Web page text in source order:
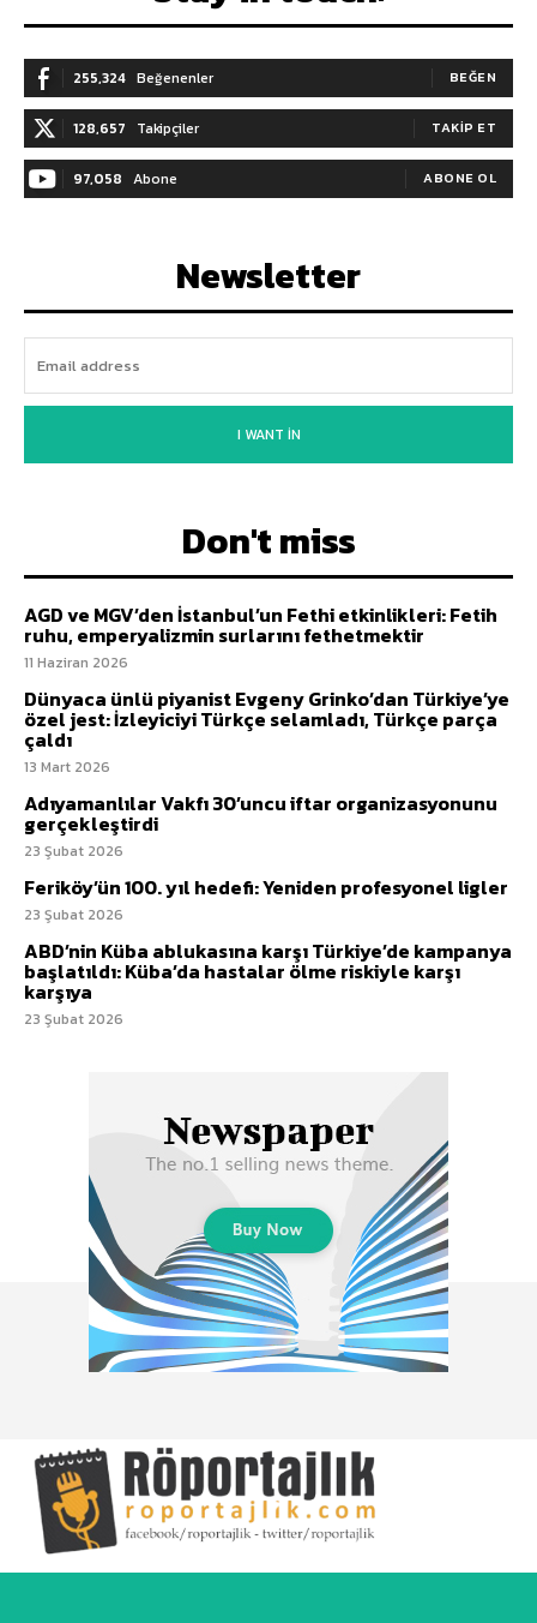
255,324 Beğenenler BEĞEN
128,657 Takipçiler TAKIP ET
97,058 Abone ABONE OL
Newsletter
I WANT IN
Don't miss
AGD ve MGV’den İstanbul’un Fethi etkinlikleri: Fetih
ruhu, emperyalizmin surlarını fethetmektir
11 Haziran 2026
Dünyaca ünlü piyanist Evgeny Grinko’dan Türkiye’ye
özel jest: İzleyiciyi Türkçe selamladı, Türkçe parça
çaldı
13 Mart 2026
Adıyamanlılar Vakfı 30’uncu iftar organizasyonunu
gerçekleştirdi
23 Şubat 2026
Feriköy’ün 100. yıl hedefi: Yeniden profesyonel ligler
23 Şubat 2026
ABD’nin Küba ablukasına karşı Türkiye’de kampanya
başlatıldı: Küba’da hastalar ölme riskiyle karşı
karşıya
23 Şubat 2026